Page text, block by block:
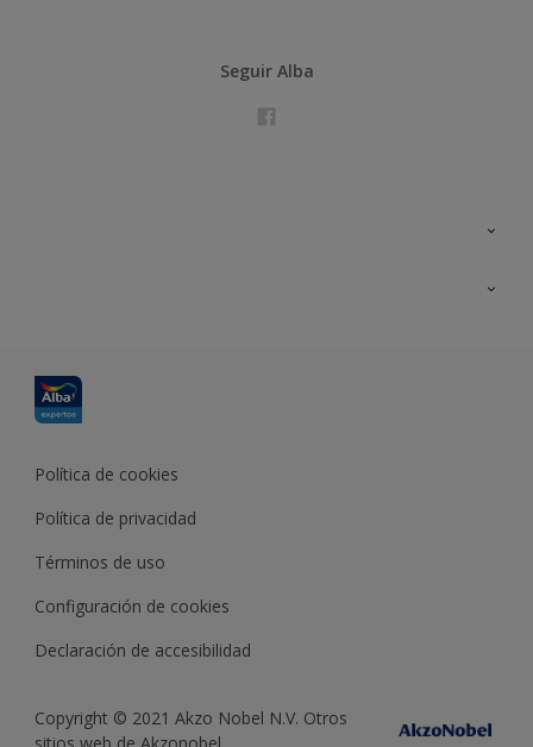
Seguir Alba
Política de cookies
Política de privacidad
Términos de uso
Configuración de cookies
Declaración de accesibilidad
Copyright © 2021 Akzo Nobel N.V. Otros
sitios web de Akzonobel